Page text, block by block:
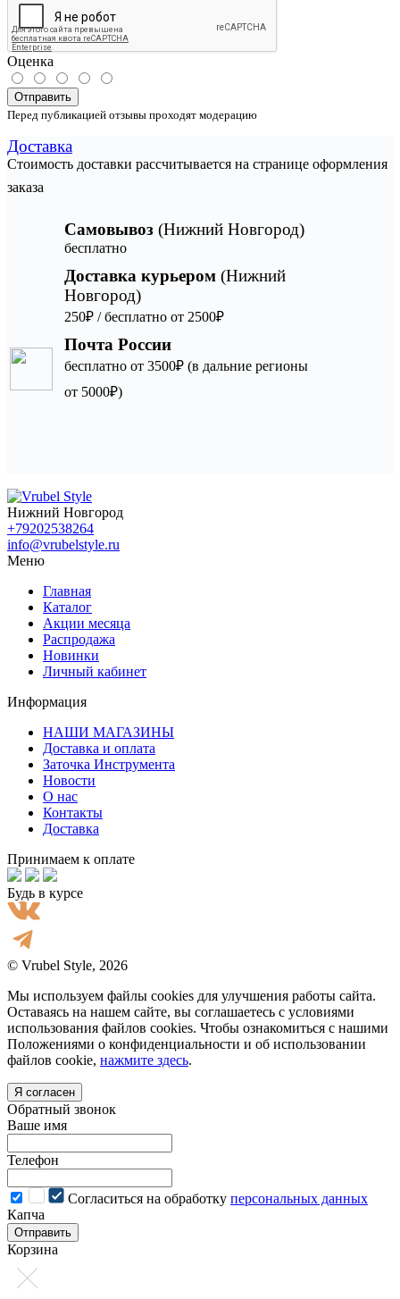
Оценка
Отправить
Перед публикацией отзывы проходят модерацию
Доставка
Стоимость доставки рассчитывается на странице оформления
заказа
Самовывоз (Нижний Новгород)
бесплатно
Доставка курьером (Нижний
Новгород)
250₽ / бесплатно от 2500₽
Почта России
бесплатно от 3500₽ (в дальние регионы
от 5000₽)
Нижний Новгород
+79202538264
info@vrubelstyle.ru
Меню
Главная
Каталог
Акции месяца
Распродажа
Новинки
Личный кабинет
Информация
НАШИ МАГАЗИНЫ
Доставка и оплата
Заточка Инструмента
Новости
О нас
Контакты
Доставка
Принимаем к оплате
Будь в курсе
© Vrubel Style, 2026
Мы используем файлы cookies для улучшения работы сайта.
Оставаясь на нашем сайте, вы соглашаетесь с условиями
использования файлов cookies. Чтобы ознакомиться с нашими
Положениями о конфиденциальности и об использовании
файлов cookie, нажмите здесь.
Я согласен
Обратный звонок
Ваше имя
Телефон
Cогласиться на обработку персональных данных
Капча
Отправить
Корзина